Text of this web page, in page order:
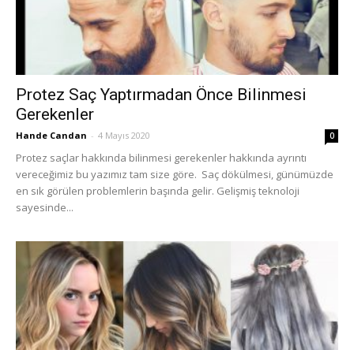
Protez Saç Yaptırmadan Önce Bilinmesi
Gerekenler
Hande Candan - 4 Mayıs 2020 0
Protez saçlar hakkında bilinmesi gerekenler hakkında ayrıntı
vereceğimiz bu yazımız tam size göre. Saç dökülmesi, günümüzde
en sık görülen problemlerin başında gelir. Gelişmiş teknoloji
sayesinde...